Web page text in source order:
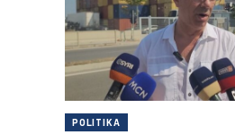
POLITIKA